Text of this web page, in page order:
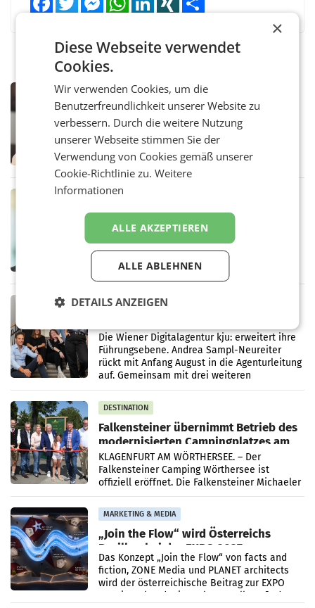
MARKETING & MEDIA
ORF weist Berichte über Abschaltung
von TV- und Radioempfang zurück
– Der ORF weist eine Berichterstattung der
„Kronen Zeitung“ und eine Aussendung der
FPÖ zur geplanten Optimierung seines
terrestrischen Sendernetzes zurück. Die
MARKETING & MEDIA
Sebastian Knabl wird Partner bei EY
Österreich
WIEN.Sebastian Knabl wird Partner bei EY
Österreich. In seiner neuen Funktion soll er
Banken und Finanzinstitute bei
regulatorischen Anforderungen, im
Transformationsprojekten
MARKETING & MEDIA
Die Wiener Digitalagentur kju: erweitert ihre
Führungsebene. Andrea Sampl-Neureiter
rückt mit Anfang August in die Agenturleitung
auf. Gemeinsam mit drei weiteren
Neubesetzungen entsteht
DESTINATION
Falkensteiner übernimmt Betrieb des
modernisierten Campingplatzes am
Wörthersee
KLAGENFURT AM WÖRTHERSEE. – Der
Falkensteiner Camping Wörthersee ist
offiziell eröffnet. Die Falkensteiner Michaeler
Tourism Group (FMTG) und die Stadtwerke
Klagenfurt haben den
MARKETING & MEDIA
„Join the Flow“ wird Österreichs
Pavillon bei der EXPO 2027
Das Konzept „Join the Flow“ von facts and
fiction, ZONE Media und PLANET architects
wird der österreichische Beitrag zur EXPO
2027 in Belgrad. Die Weltausstellung findet
×
Diese Webseite verwendet
Cookies.
Wir verwenden Cookies, um die
Benutzerfreundlichkeit unserer Website zu
verbessern. Durch die weitere Nutzung
unserer Webseite stimmen Sie der
Verwendung von Cookies gemäß unserer
Cookie-Richtlinie zu.Weitere
Informationen
ALLE AKZEPTIEREN
ALLE ABLEHNEN
DETAILS ANZEIGEN